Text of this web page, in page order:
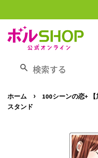
検索する
ホーム ›
100シーンの恋+
スタンド